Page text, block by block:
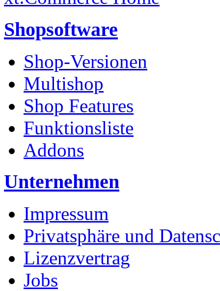
Shopsoftware
Shop-Versionen
Multishop
Shop Features
Funktionsliste
Addons
Unternehmen
Impressum
Privatsphäre und
Lizenzvertrag
Jobs